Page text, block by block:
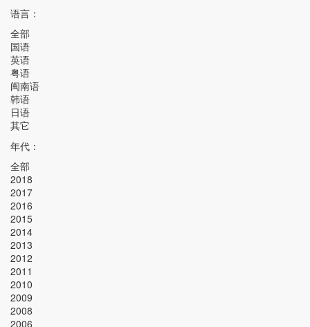
语言：
全部
国语
英语
粤语
闽南语
韩语
日语
其它
年代：
全部
2018
2017
2016
2015
2014
2013
2012
2011
2010
2009
2008
2006